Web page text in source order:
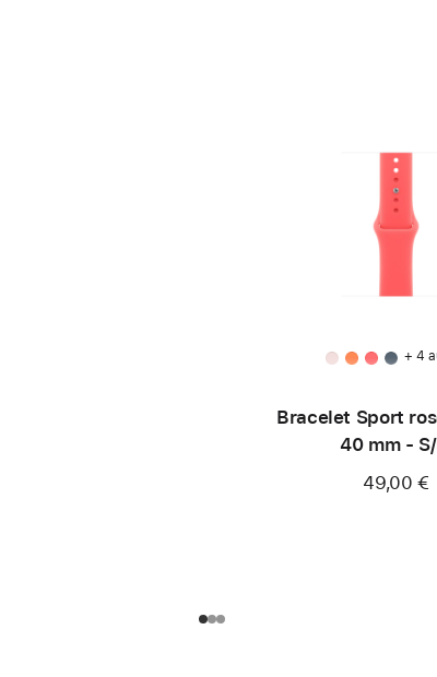
+ 4
Bracelet Sport
40 mm -
49,00 €